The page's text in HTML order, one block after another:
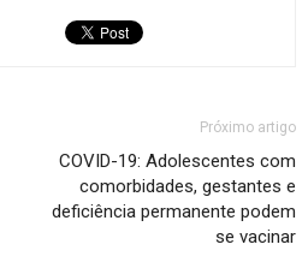
Próximo artigo
COVID-19: Adolescentes com
comorbidades, gestantes e
deficiência permanente podem
se vacinar